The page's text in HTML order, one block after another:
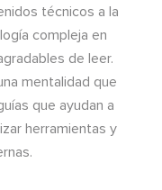
técnicos a la
compleja en
de leer.
mentalidad que
que ayudan a
herramientas y